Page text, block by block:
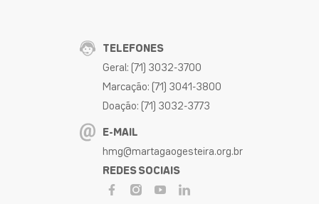
TELEFONES
Geral: (71) 3032-3700
Marcação: (71) 3041-3800
Doação: (71) 3032-3773
E-MAIL
hmg@martagaogesteira.org.br
REDES SOCIAIS